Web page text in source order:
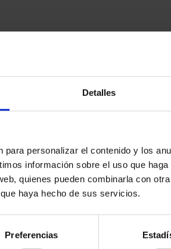
Detalles
para personalizar el contenido y los
información sobre el uso que
quienes pueden combinarla con
haya hecho de sus servicios.
Preferencias